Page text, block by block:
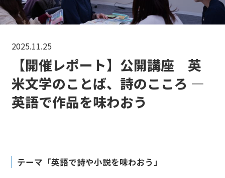
2025.11.25
【開催レポート】公開講座 英
米文学のことば、詩のこころ ―
英語で作品を味わおう
テーマ「英語で詩や小説を味わおう」